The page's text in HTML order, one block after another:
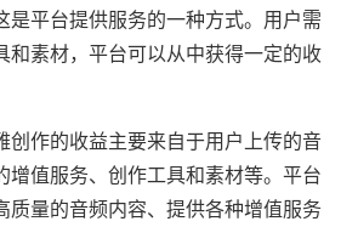
是平台提供服务的一种方式。用户需
和素材，平台可以从中获得一定的收
创作的收益主要来自于用户上传的音
增值服务、创作工具和素材等。平台
质量的音频内容、提供各种增值服务